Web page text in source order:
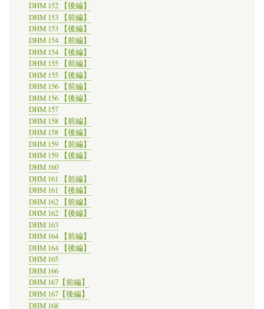
DHM 152 【後編】
DHM 153 【前編】
DHM 153 【後編】
DHM 154 【前編】
DHM 154 【後編】
DHM 155 【前編】
DHM 155 【後編】
DHM 156 【前編】
DHM 156 【後編】
DHM 157
DHM 158 【前編】
DHM 158 【後編】
DHM 159 【前編】
DHM 159 【後編】
DHM 160
DHM 161 【前編】
DHM 161 【後編】
DHM 162 【前編】
DHM 162 【後編】
DHM 163
DHM 164 【前編】
DHM 164 【後編】
DHM 165
DHM 166
DHM 167【前編】
DHM 167【後編】
DHM 168